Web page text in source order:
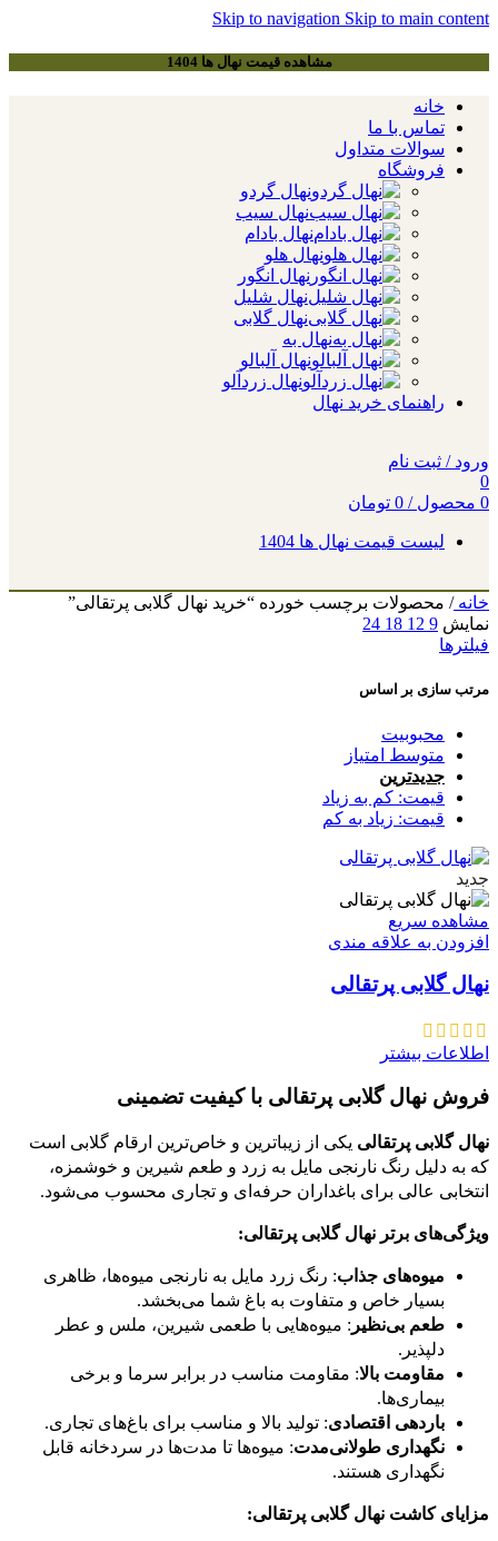
Skip to navigation Skip to main content
مشاهده قیمت نهال ها 1404
خانه
تماس با ما
سوالات متداول
فروشگاه
نهال گردو
نهال سیب
نهال بادام
نهال هلو
نهال انگور
نهال شلیل
نهال گلابی
نهال به
نهال آلبالو
نهال زردآلو
راهنمای خرید نهال
ورود / ثبت نام
0
0 محصول /
0 تومان
لیست قیمت نهال ها 1404
خانه/ محصولات برچسب خورده “خرید نهال گلابی پرتقالی”
نمایش 9
12
18
24
فیلترها
مرتب سازی بر اساس
محبوبیت
متوسط امتیاز
جدیدترین
قیمت: کم به زیاد
قیمت: زیاد به کم
جدید
مشاهده سریع
افزودن به علاقه مندی
نهال گلابی پرتقالی
اطلاعات بیشتر
فروش نهال گلابی پرتقالی با کیفیت تضمینی
نهال گلابی پرتقالی یکی از زیباترین و خاص‌ترین ارقام گلابی است
که به دلیل رنگ نارنجی مایل به زرد و طعم شیرین و خوشمزه،
انتخابی عالی برای باغداران حرفه‌ای و تجاری محسوب می‌شود.
ویژگی‌های برتر نهال گلابی پرتقالی:
میوه‌های جذاب: رنگ زرد مایل به نارنجی میوه‌ها، ظاهری
بسیار خاص و متفاوت به باغ شما می‌بخشد.
طعم بی‌نظیر : میوه‌هایی با طعمی شیرین، ملس و عطر
دلپذیر.
مقاومت بالا: مقاومت مناسب در برابر سرما و برخی
بیماری‌ها.
باردهی اقتصادی: تولید بالا و مناسب برای باغ‌های تجاری.
نگهداری طولانی‌مدت: میوه‌ها تا مدت‌ها در سردخانه قابل
نگهداری هستند.
مزایای کاشت نهال گلابی پرتقالی: